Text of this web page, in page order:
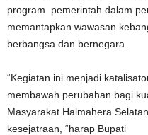
program pemerintah dalam
memantapkan wawasan
berbangsa dan bernegara.
“Kegiatan ini menjadi
membawah perubahan bagi
Masyarakat Halmahera
kesejatraan, “harap Bupati